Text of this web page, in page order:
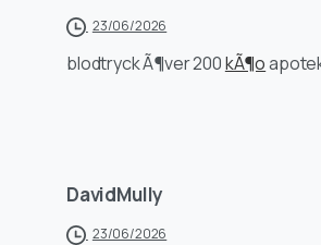
23/06/2026
blodtryck Ã¶ver 200kÃ¶o
DavidMully
23/06/2026